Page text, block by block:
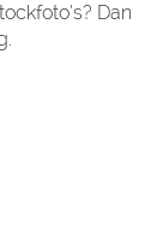
Dan